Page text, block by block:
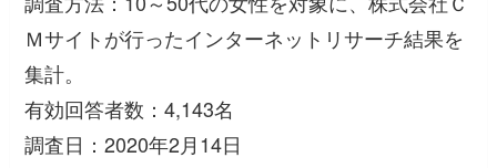
Ｍサイトが行ったインターネットリサーチ結果を
集計。
有効回答者数：4,143名
調査日：2020年2月14日